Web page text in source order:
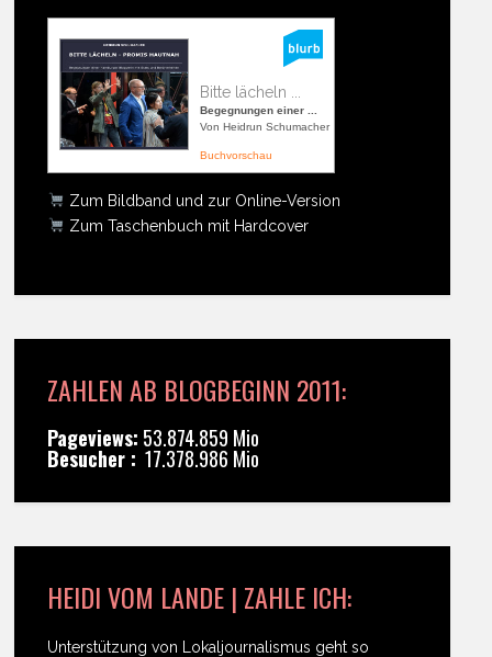
Bitte lächeln ...
Begegnungen einer ...
Von Heidrun Schumacher
Buchvorschau
Zum Bildband und zur Online-Version
Zum Taschenbuch mit Hardcover
ZAHLEN AB BLOGBEGINN 2011:
Pageviews: 53.874.859 Mio
Besucher : 17.378.986 Mio
HEIDI VOM LANDE | ZAHLE ICH:
Unterstützung von Lokaljournalismus geht so